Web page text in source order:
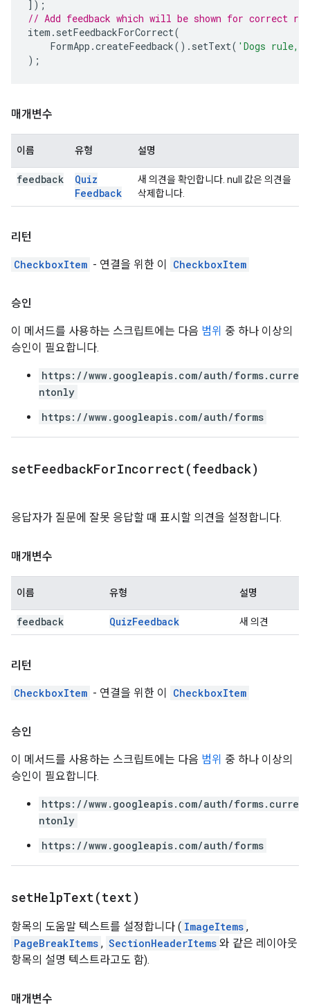
]);
// Add feedback which will be shown for correct
item . setFeedbackForCorrect(
FormApp .createFeedback(). setText( 'Dogs rule,
);
매개변수
이름 유형 설명
feedback
Quiz
Feedback
새 의견을 확인합니다. null 값은 의견을
삭제합니다.
리턴
CheckboxItem - 연결을 위한 이 CheckboxItem
승인
이 메서드를 사용하는 스크립트에는 다음 범위 중 하나 이상의
승인이 필요합니다.
https://www.googleapis.com/auth/forms.curre
ntonly
https://www.googleapis.com/auth/forms
setFeedbackForIncorrect(feedback)
응답자가 질문에 잘못 응답할 때 표시할 의견을 설정합니다.
매개변수
이름 유형 설명
feedback QuizFeedback 새 의견
리턴
CheckboxItem - 연결을 위한 이 CheckboxItem
승인
이 메서드를 사용하는 스크립트에는 다음 범위 중 하나 이상의
승인이 필요합니다.
https://www.googleapis.com/auth/forms.curre
ntonly
https://www.googleapis.com/auth/forms
setHelpText(text)
항목의 도움말 텍스트를 설정합니다 ( ImageItems ,
PageBreakItems , SectionHeaderItems 와 같은 레이아웃
항목의 설명 텍스트라고도 함).
매개변수